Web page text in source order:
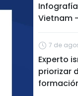
Vietnam
7 de
Experto
priorizar